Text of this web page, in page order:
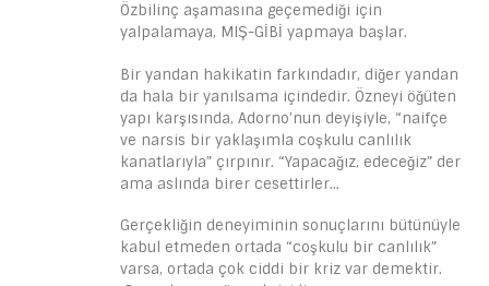
Özbilinç aşamasına geçemediği için
yalpalamaya, MIŞ-GİBİ yapmaya başlar.
Bir yandan hakikatin farkındadır, diğer yandan
da hala bir yanılsama içindedir. Özneyi öğüten
yapı karşısında, Adorno’nun deyişiyle, “naifçe
ve narsis bir yaklaşımla coşkulu canlılık
kanatlarıyla” çırpınır. “Yapacağız, edeceğiz” der
ama aslında birer cesettirler…
Gerçekliğin deneyiminin sonuçlarını bütünüyle
kabul etmeden ortada “coşkulu bir canlılık”
varsa, ortada çok ciddi bir kriz var demektir.